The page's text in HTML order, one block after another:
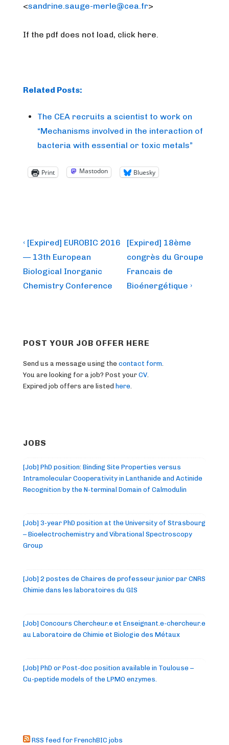
<sandrine.sauge-merle@cea.fr>
If the pdf does not load, click here.
Related Posts:
The CEA recruits a scientist to work on
“Mechanisms involved in the interaction of
bacteria with essential or toxic metals”
Print Mastodon Bluesky
Post
navigation
Previous
Post
is
‹ [Expired] EUROBIC 2016
— 13th European
Biological Inorganic
Chemistry Conference
Next
Post
is
[Expired] 18ème
congrès du Groupe
Francais de
Bioénergétique ›
POST YOUR JOB OFFER HERE
Send us a message using the contact form
You are looking for a job? Post your CV
Expired job offers are listed here
JOBS
[Job] PhD position: Binding Site Properties versus
Intramolecular Cooperativity in Lanthanide and Actinide
Recognition by the N-terminal Domain of Calmodulin
[Job] 3-year PhD position at the University of Strasbourg
– Bioelectrochemistry and Vibrational Spectroscopy
Group
[Job] 2 postes de Chaires de professeur junior par CNRS
Chimie dans les laboratoires du GIS
[Job] Concours Chercheur.e et Enseignant.e-chercheur.e
au Laboratoire de Chimie et Biologie des Métaux
[Job] PhD or Post-doc position available in Toulouse –
Cu-peptide models of the LPMO enzymes.
RSS feed for FrenchBIC jobs